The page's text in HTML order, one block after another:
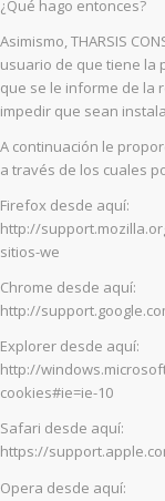
¿Qué hago entonces?
Asimismo, THARSIS
usuario de que tiene la
que se le informe de la
impedir que sean
A continuación le
a través de los cuales
Firefox desde aquí:
http://
sitios-we
Chrome desde aquí:
http://
Explorer desde aquí:
http://
cookies#ie=ie-10
Safari desde aquí:
https://
Opera desde aquí: